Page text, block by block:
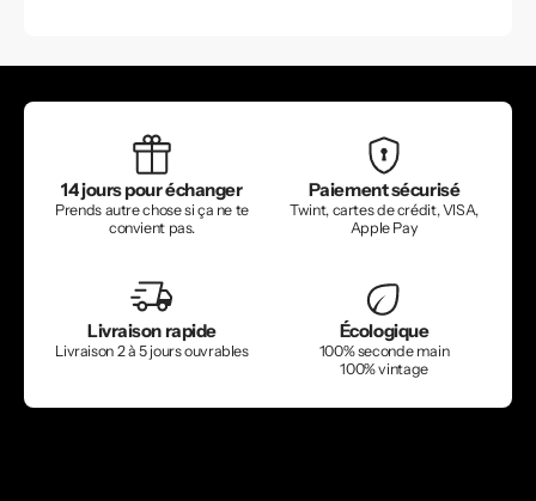
14 jours pour échanger
Prends autre chose si ça ne te
convient pas.
Paiement sécurisé
Twint, cartes de crédit, VISA,
Apple Pay
Livraison rapide
Livraison 2 à 5 jours ouvrables
Écologique
100% seconde main
100% vintage